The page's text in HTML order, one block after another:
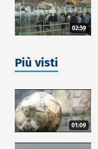
02:59
Più visti
01:09